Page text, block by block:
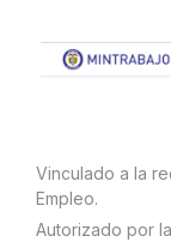
Vinculado a la
Empleo.
Autorizado por